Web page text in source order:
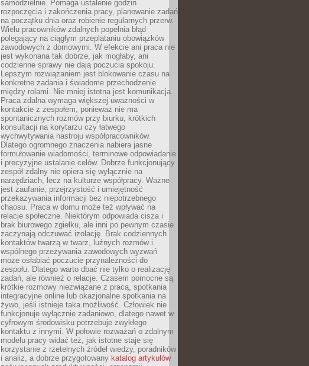
samodzielnie. Pomaga ustalenie godzin
rozpoczęcia i zakończenia pracy, planowanie zadań
na początku dnia oraz robienie regularnych przerw.
Wielu pracowników zdalnych popełnia błąd
polegający na ciągłym przeplataniu obowiązków
zawodowych z domowymi. W efekcie ani praca nie
jest wykonana tak dobrze, jak mogłaby, ani
codzienne sprawy nie dają poczucia spokoju.
Lepszym rozwiązaniem jest blokowanie czasu na
konkretne zadania i świadome przechodzenie
między rolami. Nie mniej istotna jest komunikacja.
Praca zdalna wymaga większej uważności w
kontakcie z zespołem, ponieważ nie ma
spontanicznych rozmów przy biurku, krótkich
konsultacji na korytarzu czy łatwego
wychwytywania nastroju współpracowników.
Dlatego ogromnego znaczenia nabiera jasne
formułowanie wiadomości, terminowe odpowiadanie
i precyzyjne ustalanie celów. Dobrze funkcjonujący
zespół zdalny nie opiera się wyłącznie na
narzędziach, lecz na kulturze współpracy. Ważne
jest zaufanie, przejrzystość i umiejętność
przekazywania informacji bez niepotrzebnego
chaosu. Praca w domu może też wpływać na
relacje społeczne. Niektórym odpowiada cisza i
brak biurowego zgiełku, ale inni po pewnym czasie
zaczynają odczuwać izolację. Brak codziennych
kontaktów twarzą w twarz, luźnych rozmów i
wspólnego przeżywania zawodowych wyzwań
może osłabiać poczucie przynależności do
zespołu. Dlatego warto dbać nie tylko o realizację
zadań, ale również o relacje. Czasem pomocne są
krótkie rozmowy niezwiązane z pracą, spotkania
integracyjne online lub okazjonalne spotkania na
żywo, jeśli istnieje taka możliwość. Człowiek nie
funkcjonuje wyłącznie zadaniowo, dlatego nawet w
cyfrowym środowisku potrzebuje zwykłego
kontaktu z innymi. W połowie rozważań o zdalnym
modelu pracy widać też, jak istotne staje się
korzystanie z rzetelnych źródeł wiedzy, poradników
i analiz, a dobrze przygotowany katalog artykułów